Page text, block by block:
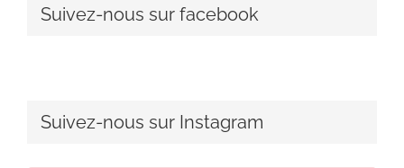
Suivez-nous sur facebook
Suivez-nous sur Instagram